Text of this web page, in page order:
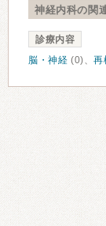
神経内科の関
診療内容
脳・神経 (0)、再